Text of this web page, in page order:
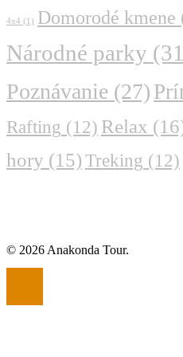
4x4 (1) Domorodé kmene
Národné parky
Poznávanie (27)
Rafting (12) Relax
hory (15)Treking (12)
© 2026 Anakonda Tour.